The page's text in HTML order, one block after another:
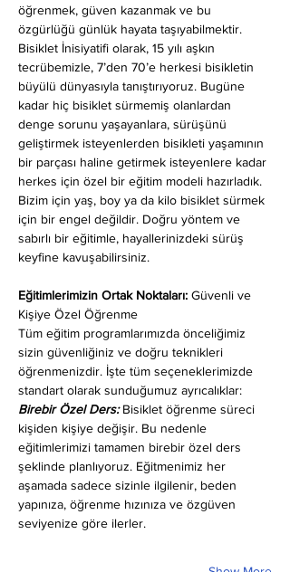
öğrenmek, güven kazanmak ve bu
özgürlüğü günlük hayata taşıyabilmektir.
Bisiklet İnisiyatifi olarak, 15 yılı aşkın
tecrübemizle, 7’den 70’e herkesi bisikletin
büyülü dünyasıyla tanıştırıyoruz. Bugüne
kadar hiç bisiklet sürmemiş olanlardan
denge sorunu yaşayanlara, sürüşünü
geliştirmek isteyenlerden bisikleti yaşamının
bir parçası haline getirmek isteyenlere kadar
herkes için özel bir eğitim modeli hazırladık.
Bizim için yaş, boy ya da kilo bisiklet sürmek
için bir engel değildir. Doğru yöntem ve
sabırlı bir eğitimle, hayallerinizdeki sürüş
keyfine kavuşabilirsiniz.
Eğitimlerimizin Ortak Noktaları: Güvenli ve
Kişiye Özel Öğrenme
Tüm eğitim programlarımızda önceliğimiz
sizin güvenliğiniz ve doğru teknikleri
öğrenmenizdir. İşte tüm seçeneklerimizde
standart olarak sunduğumuz ayrıcalıklar:
Birebir Özel Ders: Bisiklet öğrenme süreci
kişiden kişiye değişir. Bu nedenle
eğitimlerimizi tamamen birebir özel ders
şeklinde planlıyoruz. Eğitmenimiz her
aşamada sadece sizinle ilgilenir, beden
yapınıza, öğrenme hızınıza ve özgüven
seviyenize göre ilerler.